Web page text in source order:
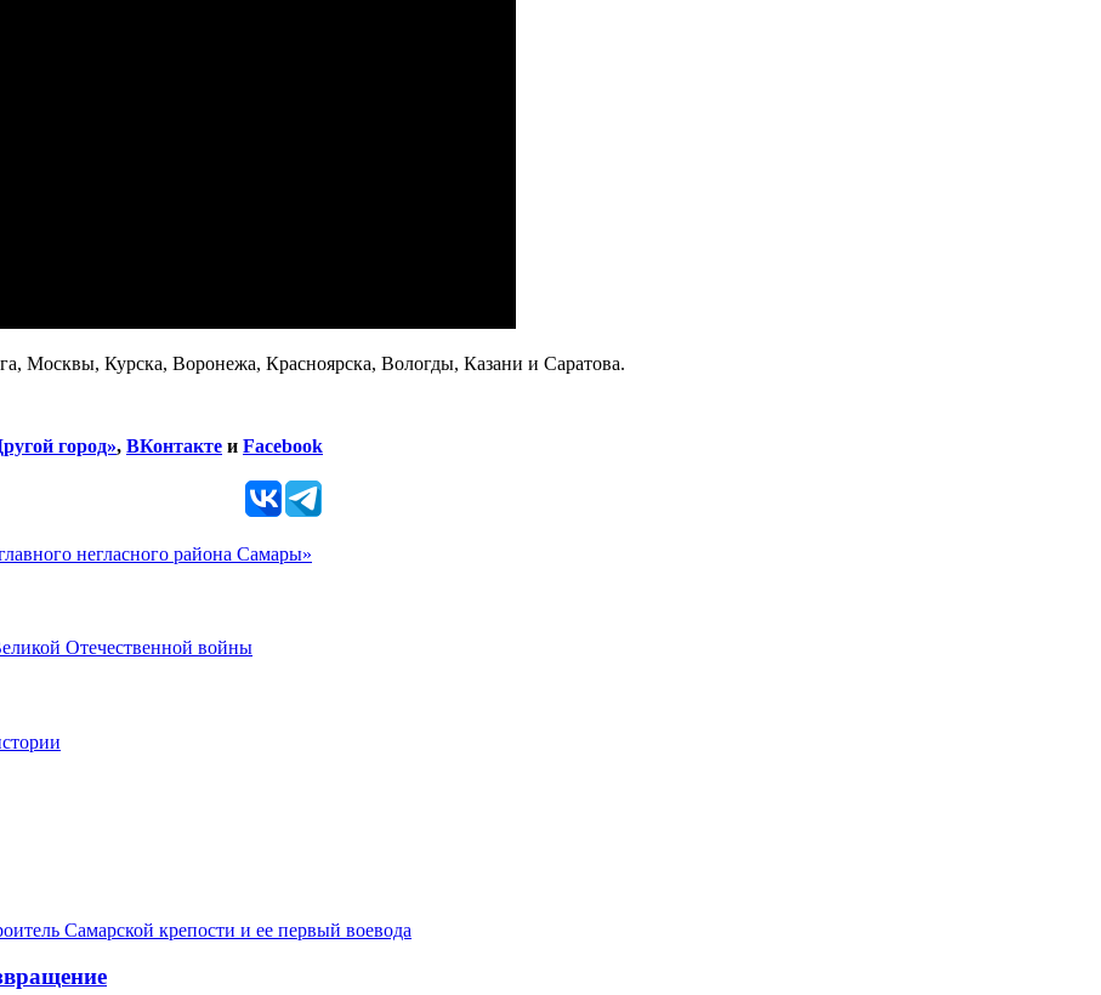
Москвы, Курска, Воронежа, Красноярска, Вологды, Казани и Саратова.
город», ВКонтакте и Facebook
негласного района Самары»
Отечественной войны
Самарской крепости и ее первый воевода